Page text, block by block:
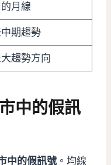
月線
期趨勢
趨勢方向
中的假訊
中的假訊號 。均線